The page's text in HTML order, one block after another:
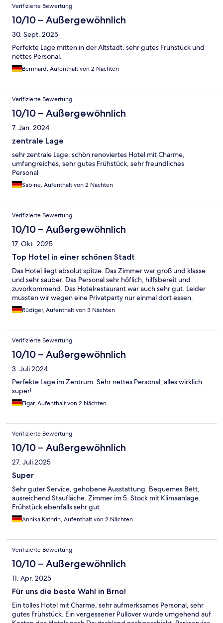
Verifizierte Bewertung
10/10 – Außergewöhnlich
30. Sept. 2025
Perfekte Lage mitten in der Altstadt. sehr gutes Frühstück und
nettes Personal.
Bernhard, Aufenthalt von 2 Nächten
Verifizierte Bewertung
10/10 – Außergewöhnlich
7. Jan. 2024
zentrale Lage
sehr zentrale Lage, schön renoviertes Hotel mit Charme,
umfangreiches, sehr gutes Frühstück, sehr freundliches
Personal
Sabine, Aufenthalt von 2 Nächten
Verifizierte Bewertung
10/10 – Außergewöhnlich
17. Okt. 2025
Top Hotel in einer schönen Stadt
Das Hotel liegt absolut spitze. Das Zimmer war groß und klasse
und sehr sauber. Das Personal sehr höflich, hilfsbereit und
zuvorkommend. Das Hotelrestaurant war auch sehr gut. Leider
mussten wir wegen eine Privatparty nur einmal dort essen.
Rüdiger, Aufenthalt von 3 Nächten
Verifizierte Bewertung
10/10 – Außergewöhnlich
3. Juli 2024
Perfekte Lage im Zentrum. Sehr nettes Personal, alles wirklich
super!
Elgar, Aufenthalt von 2 Nächten
Verifizierte Bewertung
10/10 – Außergewöhnlich
27. Juli 2025
Super
Sehr guter Service, gehobene Ausstattung. Bequemes Bett,
ausreichend Staufläche. Zimmer im 5. Stock mit Klimaanlage.
Frühstück ebenfalls sehr gut.
Annika Kathrin, Aufenthalt von 2 Nächten
Verifizierte Bewertung
10/10 – Außergewöhnlich
11. Apr. 2025
Für uns die beste Wahl in Brno!
Ein tolles Hotel mit Charme, sehr aufmerksames Personal, sehr
gutes Frühstück. Ein vergessener Pullover wurde umgehend auf